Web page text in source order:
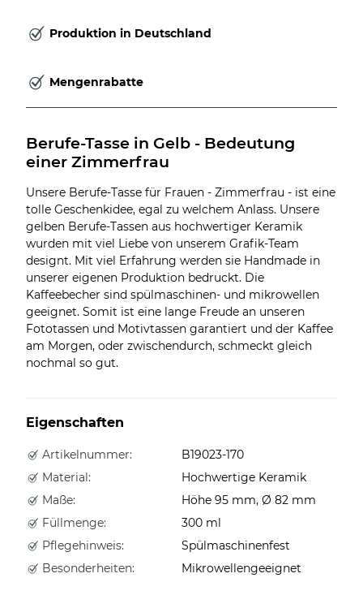
Produktion in Deutschland
Mengenrabatte
Berufe-Tasse in Gelb - Bedeutung
einer Zimmerfrau
Unsere Berufe-Tasse für Frauen - Zimmerfrau - ist eine
tolle Geschenkidee, egal zu welchem Anlass. Unsere
gelben Berufe-Tassen aus hochwertiger Keramik
wurden mit viel Liebe von unserem Grafik-Team
designt. Mit viel Erfahrung werden sie Handmade in
unserer eigenen Produktion bedruckt. Die
Kaffeebecher sind spülmaschinen- und mikrowellen
geeignet. Somit ist eine lange Freude an unseren
Fototassen und Motivtassen garantiert und der Kaffee
am Morgen, oder zwischendurch, schmeckt gleich
nochmal so gut.
Eigenschaften
Artikelnummer:
B19023-170
Material:
Hochwertige Keramik
Maße:
Höhe 95 mm, Ø 82 mm
Füllmenge:
300 ml
Pflegehinweis:
Spülmaschinenfest
Besonderheiten:
Mikrowellengeeignet